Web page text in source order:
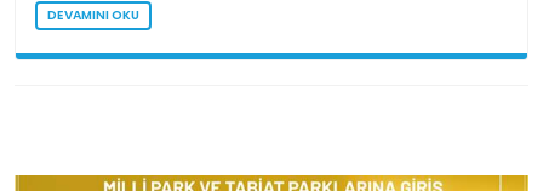
DEVAMINI OKU